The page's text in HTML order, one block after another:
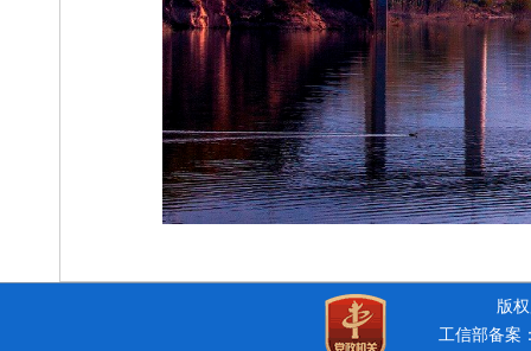
版
工信部备案